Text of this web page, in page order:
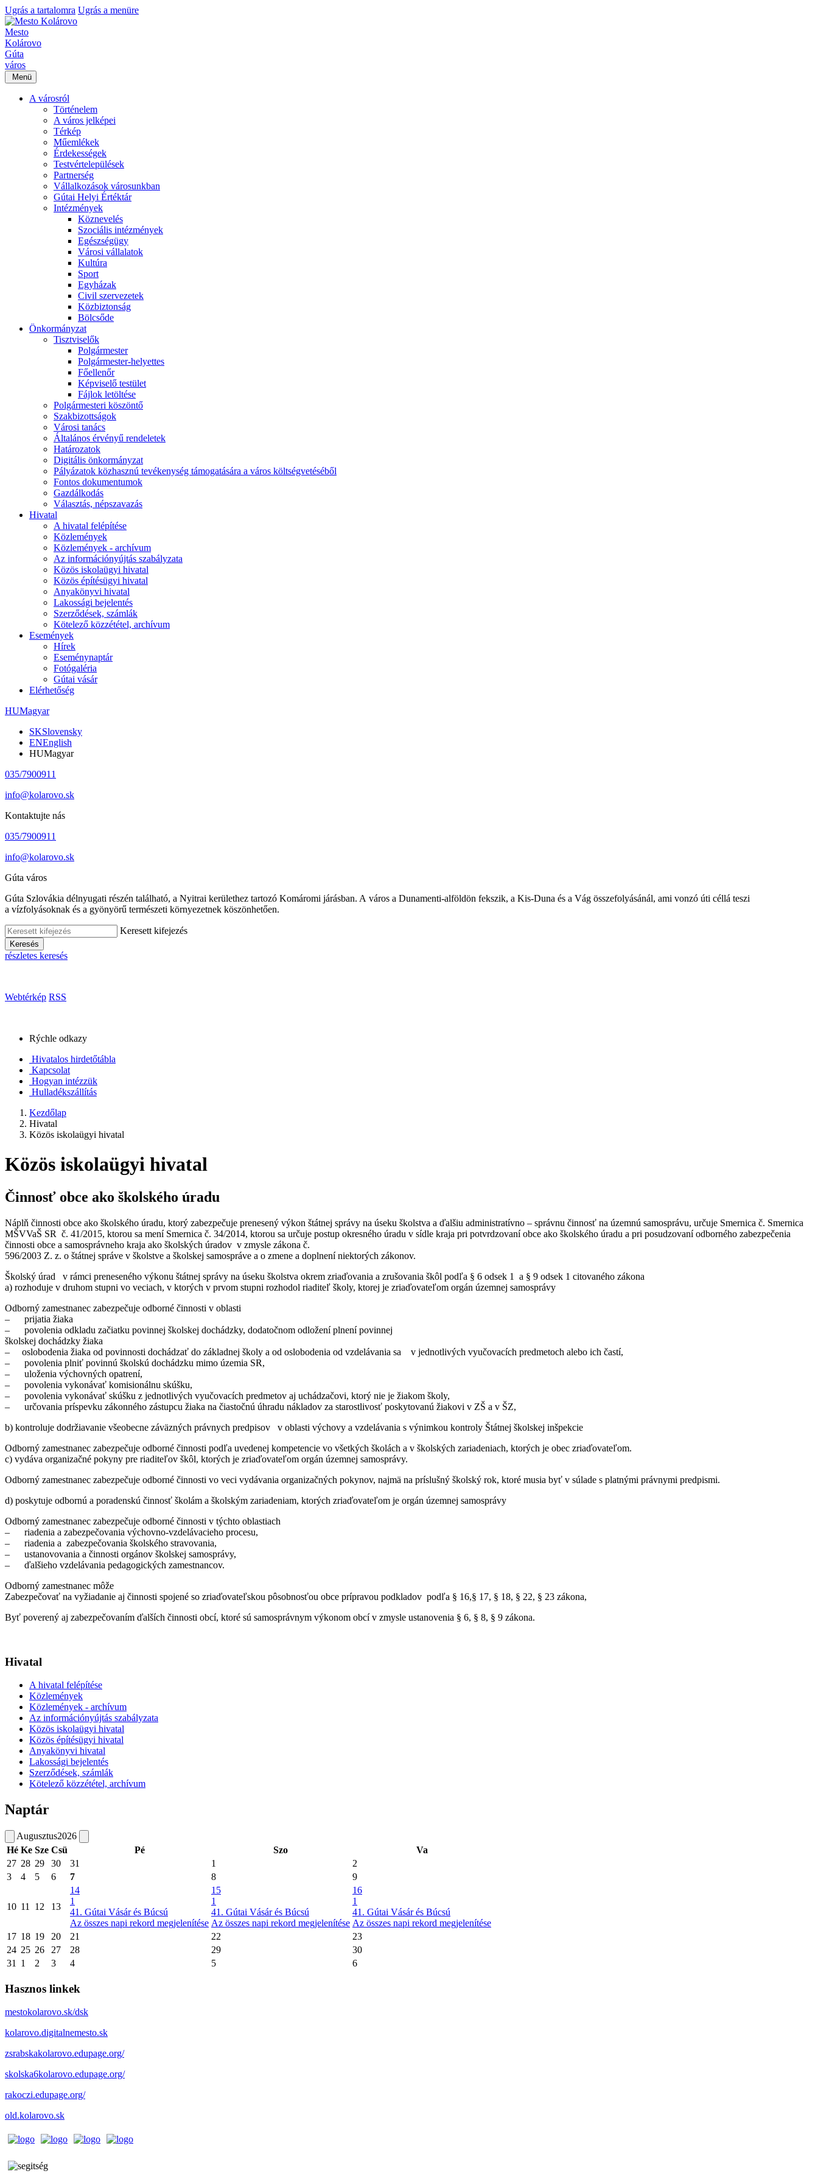
Ugrás a tartalomra Ugrás a menüre
Mesto
Kolárovo
Gúta
város
Menü
A városról
Történelem
A város jelképei
Térkép
Műemlékek
Érdekességek
Testvértelepülések
Partnerség
Vállalkozások városunkban
Gútai Helyi Értéktár
Intézmények
Köznevelés
Szociális intézmények
Egészségügy
Városi vállalatok
Kultúra
Sport
Egyházak
Civil szervezetek
Közbiztonság
Bölcsőde
Önkormányzat
Tisztviselők
Polgármester
Polgármester-helyettes
Főellenőr
Képviselő testület
Fájlok letöltése
Polgármesteri köszöntő
Szakbizottságok
Városi tanács
Általános érvényű rendeletek
Határozatok
Digitális önkormányzat
Pályázatok közhasznú tevékenység támogatására a város költségvetéséből
Fontos dokumentumok
Gazdálkodás
Választás, népszavazás
Hivatal
A hivatal felépítése
Közlemények
Közlemények - archívum
Az információnyújtás szabályzata
Közös iskolaügyi hivatal
Közös építésügyi hivatal
Anyakönyvi hivatal
Lakossági bejelentés
Szerződések, számlák
Kötelező közzététel, archívum
Események
Hírek
Eseménynaptár
Fotógaléria
Gútai vásár
Elérhetőség
HUMagyar
SKSlovensky
ENEnglish
HUMagyar
035/7900911
info@kolarovo.sk
Kontaktujte nás
035/7900911
info@kolarovo.sk
Gúta város
Gúta Szlovákia délnyugati részén található, a Nyitrai kerülethez tartozó Komáromi járásban. A város a Dunamenti-alföldön fekszik, a Kis-Duna és a Vág összefolyásánál, ami vonzó úti céllá teszi
a vízfolyásoknak és a gyönyörű természeti környezetnek köszönhetően.
Keresett kifejezés
Keresés
részletes keresés
Webtérkép RSS
Rýchle odkazy
Hivatalos hirdetőtábla
Kapcsolat
Hogyan intézzük
Hulladékszállítás
Kezdőlap
Hivatal
Közös iskolaügyi hivatal
Közös iskolaügyi hivatal
Činnosť obce ako školského úradu
Náplň činnosti obce ako školského úradu, ktorý zabezpečuje prenesený výkon štátnej správy na úseku školstva a ďalšiu administratívno – správnu činnosť na územnú samosprávu, určuje Smernica č. Smernica
MŠVVaŠ SR č. 41/2015, ktorou sa mení Smernica č. 34/2014, ktorou sa určuje postup okresného úradu v sídle kraja pri potvrdzovaní obce ako školského úradu a pri posudzovaní odborného zabezpečenia
činnosti obce a samosprávneho kraja ako školských úradov v zmysle zákona č.
596/2003 Z. z. o štátnej správe v školstve a školskej samospráve a o zmene a doplnení niektorých zákonov.
Školský úrad v rámci preneseného výkonu štátnej správy na úseku školstva okrem zriaďovania a zrušovania škôl podľa § 6 odsek 1 a § 9 odsek 1 citovaného zákona
a) rozhoduje v druhom stupni vo veciach, v ktorých v prvom stupni rozhodol riaditeľ školy, ktorej je zriaďovateľom orgán územnej samosprávy
Odborný zamestnanec zabezpečuje odborné činnosti v oblasti
– prijatia žiaka
– povolenia odkladu začiatku povinnej školskej dochádzky, dodatočnom odložení plnení povinnej
školskej dochádzky žiaka
– oslobodenia žiaka od povinnosti dochádzať do základnej školy a od oslobodenia od vzdelávania sa v jednotlivých vyučovacích predmetoch alebo ich častí,
– povolenia plniť povinnú školskú dochádzku mimo územia SR,
– uloženia výchovných opatrení,
– povolenia vykonávať komisionálnu skúšku,
– povolenia vykonávať skúšku z jednotlivých vyučovacích predmetov aj uchádzačovi, ktorý nie je žiakom školy,
– určovania príspevku zákonného zástupcu žiaka na čiastočnú úhradu nákladov za starostlivosť poskytovanú žiakovi v ZŠ a v ŠZ,
b) kontroluje dodržiavanie všeobecne záväzných právnych predpisov v oblasti výchovy a vzdelávania s výnimkou kontroly Štátnej školskej inšpekcie
Odborný zamestnanec zabezpečuje odborné činnosti podľa uvedenej kompetencie vo všetkých školách a v školských zariadeniach, ktorých je obec zriaďovateľom.
c) vydáva organizačné pokyny pre riaditeľov škôl, ktorých je zriaďovateľom orgán územnej samosprávy.
Odborný zamestnanec zabezpečuje odborné činnosti vo veci vydávania organizačných pokynov, najmä na príslušný školský rok, ktoré musia byť v súlade s platnými právnymi predpismi.
d) poskytuje odbornú a poradenskú činnosť školám a školským zariadeniam, ktorých zriaďovateľom je orgán územnej samosprávy
Odborný zamestnanec zabezpečuje odborné činnosti v týchto oblastiach
– riadenia a zabezpečovania výchovno-vzdelávacieho procesu,
– riadenia a zabezpečovania školského stravovania,
– ustanovovania a činnosti orgánov školskej samosprávy,
– ďalšieho vzdelávania pedagogických zamestnancov.
Odborný zamestnanec môže
Zabezpečovať na vyžiadanie aj činnosti spojené so zriaďovateľskou pôsobnosťou obce prípravou podkladov podľa § 16,§ 17, § 18, § 22, § 23 zákona,
Byť poverený aj zabezpečovaním ďalších činnosti obcí, ktoré sú samosprávnym výkonom obcí v zmysle ustanovenia § 6, § 8, § 9 zákona.
Hivatal
A hivatal felépítése
Közlemények
Közlemények - archívum
Az információnyújtás szabályzata
Közös iskolaügyi hivatal
Közös építésügyi hivatal
Anyakönyvi hivatal
Lakossági bejelentés
Szerződések, számlák
Kötelező közzététel, archívum
Naptár
Augusztus2026
Hé Ke Sze Csü Pé Szo
Va
27 28 29 30 31 1
2
3
4 5 6 7 8 9
10 11 12 13
14
1
41. Gútai Vásár és Búcsú
Az összes napi rekord megjelenítése
15
1
41. Gútai Vásár és Búcsú
Az összes napi rekord megjelenítése
16
1
41. Gútai Vásár és Búcsú
Az összes napi rekord megjelenítése
17 18 19 20 21 22
23
24 25 26 27 28 29
30
31
1 2 3 4 5 6
Hasznos linkek
mestokolarovo.sk/dsk
kolarovo.digitalnemesto.sk
zsrabskakolarovo.edupage.org/
skolska6kolarovo.edupage.org/
rakoczi.edupage.org/
old.kolarovo.sk